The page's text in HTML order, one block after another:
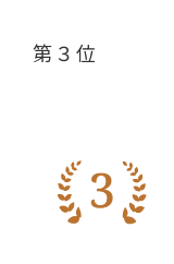
第３位